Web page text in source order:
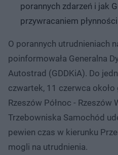
porannych zdarzeń i jak
przywracaniem
O porannych utrudnieniach
poinformowała Generalna
Autostrad (GDDKiA). Do
czwartek, 11 czerwca
Rzeszów Północ - Rzeszów
Trzebowniska Samochód
pewien czas w kierunku
mogli na utrudnienia.